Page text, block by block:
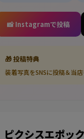
📸 Instagramで投稿
🎁 投稿特典
装着写真をSNSに投稿＆当
ピクシスエポッ